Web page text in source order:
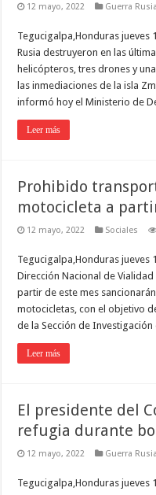
12 mayo, 2022 Guerra
Tegucigalpa,Honduras jueves
Rusia destruyeron en las
helicópteros, tres drones y
las inmediaciones de la isla
informó hoy el Ministerio de
Leer más
Prohibido
motocicleta a
12 mayo, 2022 Sociales
Tegucigalpa,Honduras jueves
Dirección Nacional de
partir de este mes
motocicletas, con el objetivo
de la Sección de Investigación
Leer más
El presidente del
refugia durante
12 mayo, 2022 Guerra
Tegucigalpa,Honduras jueves